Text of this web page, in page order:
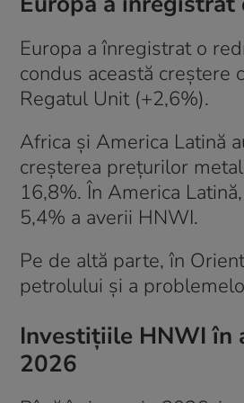
Europa a înregistrat o
condus această creștere
Regatul Unit (+2,6%).
Africa și America Latină
creșterea prețurilor
16,8%. În America
5,4% a averii HNWI.
Pe de altă parte, în
petrolului și a
Investițiile HNWI în
2026